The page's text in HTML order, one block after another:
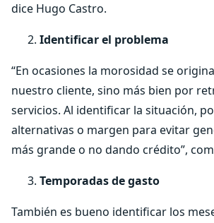
dice Hugo Castro.
Identificar el problema
“En ocasiones la morosidad se
nuestro cliente, sino más bien por
servicios. Al identificar la situación,
alternativas o margen para evitar
más grande o no dando crédito”,
Temporadas de gasto
También es bueno identificar los